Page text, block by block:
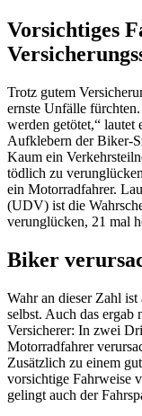
Vorsichtiges
Trotz gutem
ernste Unfälle
werden getötet,“ lautet
Aufklebern der Biker-
Kaum ein
tödlich zu
ein Motorradfahrer.
(UDV) ist die
verunglücken, 21 mal
Biker
Wahr an dieser Zahl
selbst. Auch das
Versicherer: In zwei
Motorradfahrer
Zusätzlich zu einem
vorsichtige Fahrweise
gelingt auch der